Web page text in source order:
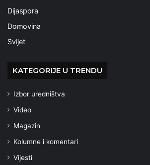
Dijaspora
Domovina
Svijet
KATEGORIJE U TRENDU
Izbor uredništva
Video
Magazin
Kolumne i komentari
Vijesti